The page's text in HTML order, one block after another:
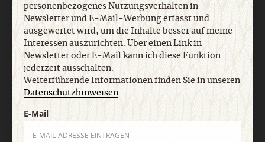
personenbezogenes Nutzungsverhalten in
Newsletter und E-Mail-Werbung erfasst und
ausgewertet wird, um die Inhalte besser auf meine
Interessen auszurichten. Über einen Link in
Newsletter oder E-Mail kann ich diese Funktion
jederzeit ausschalten.
Weiterführende Informationen finden Sie in unseren
Datenschutzhinweisen.
E-Mail